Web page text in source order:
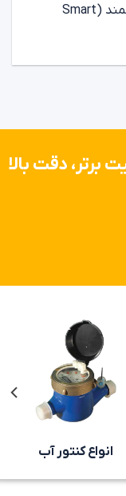
پیشرو در صنعت اندازه‌گیری هوشمند (Smart
برتر، دقت بالا
انواع کنتور آب